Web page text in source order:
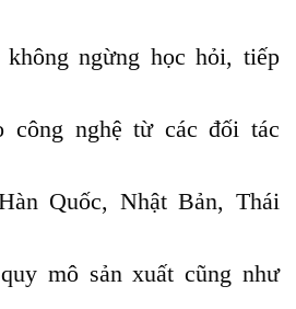
ngừng học hỏi, tiếp
công nghệ từ các đối tác
Quốc, Nhật Bản, Thái
mô sản xuất cũng như